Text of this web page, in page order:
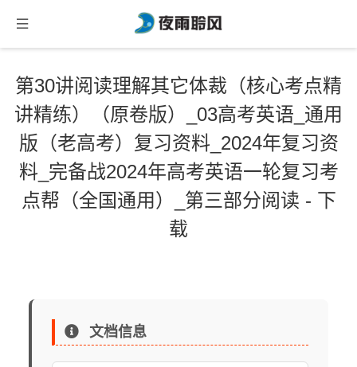
第30讲阅读理解其它体裁（核心考点精
讲精练）（原卷版）_03高考英语_通用
版（老高考）复习资料_2024年复习资
料_完备战2024年高考英语一轮复习考
点帮（全国通用）_第三部分阅读 - 下
载
文档信息